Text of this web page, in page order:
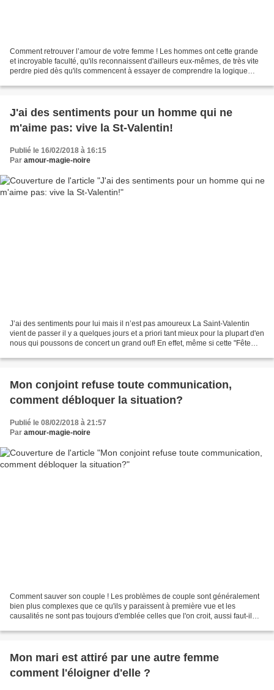
Comment retrouver l’amour de votre femme ! Les hommes ont cette grande
et incroyable faculté, qu'ils reconnaissent d'ailleurs eux-mêmes, de très vite
perdre pied dès qu'ils commencent à essayer de comprendre la logique
J'ai des sentiments pour un homme qui ne
m'aime pas: vive la St-Valentin!
Publié le 16/02/2018 à 16:15
Par amour-magie-noire
J’ai des sentiments pour lui mais il n’est pas amoureux La Saint-Valentin
vient de passer il y a quelques jours et a priori tant mieux pour la plupart d'en
nous qui poussons de concert un grand ouf! En effet, même si cette "Fête
Mon conjoint refuse toute communication,
comment débloquer la situation?
Publié le 08/02/2018 à 21:57
Par amour-magie-noire
Comment sauver son couple ! Les problèmes de couple sont généralement
bien plus complexes que ce qu'ils y paraissent à première vue et les
causalités ne sont pas toujours d'emblée celles que l'on croit, aussi faut-il
Mon mari est attiré par une autre femme
comment l'éloigner d'elle ?